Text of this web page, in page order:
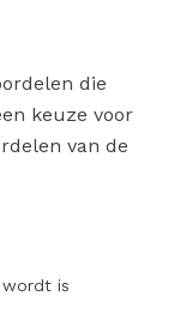
die
keuze voor
van de
is